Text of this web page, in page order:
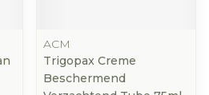
ACM
Trigopax Creme
Beschermend